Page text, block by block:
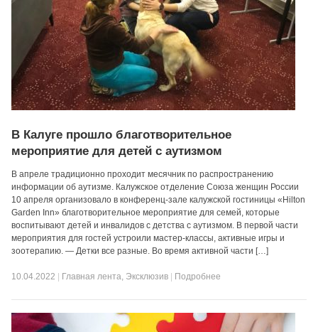
В Калуге прошло благотворительное
мероприятие для детей с аутизмом
В апреле традиционно проходит месячник по распространению
информации об аутизме. Калужское отделение Союза женщин России
10 апреля организовало в конференц-зале калужской гостиницы «Hilton
Garden Inn» благотворительное мероприятие для семей, которые
воспитывают детей и инвалидов с детства с аутизмом. В первой части
мероприятия для гостей устроили мастер-классы, активные игры и
зоотерапию. — Детки все разные. Во время активной части […]
10.04.2022 Главная лента, Эксклюзив Подробнее